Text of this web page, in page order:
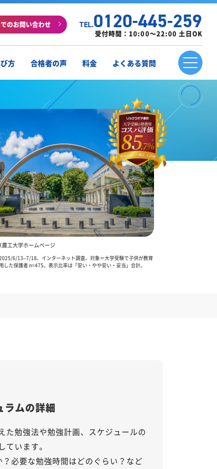
のお問い合わせ TEL.0120-445-259
受付時間：10:00～22:00 土日OK
方 合格者の声 料金 よくある質問
工大学ホームページ
6/13–7/18、インターネット調査、対象＝大学受験で子供が教育
した保護者 n=475。表示比率は「安い・やや安い・妥当」合計。
ラムの詳細
た勉強法や勉強計画、スケジュールの
います。
必要な勉強時間はどのぐらい？など